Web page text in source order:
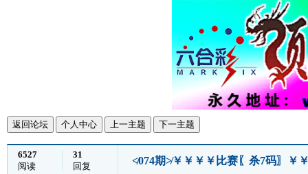
返回论坛 个人中心 上一主题 下一主题
6527
阅读
31
回复
≮074期≯￥￥￥￥比赛〖杀7码〗￥